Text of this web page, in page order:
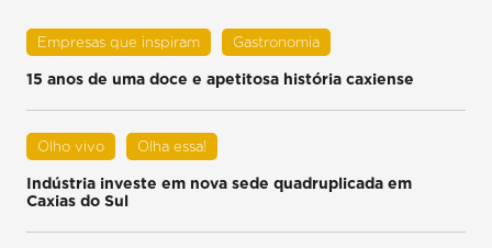
Empresas que inspiram Gastronomia
15 anos de uma doce e apetitosa história caxiense
Olho vivo Olha essa!
Indústria investe em nova sede quadruplicada em
Caxias do Sul